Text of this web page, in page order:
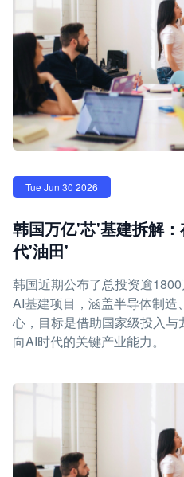
Tue Jun 30 2026
韩国万亿'芯'基建拆解
代'油田'
韩国近期公布了总投资逾
AI基建项目，涵盖半导体制造
心，目标是借助国家级投入
向AI时代的关键产业能力。